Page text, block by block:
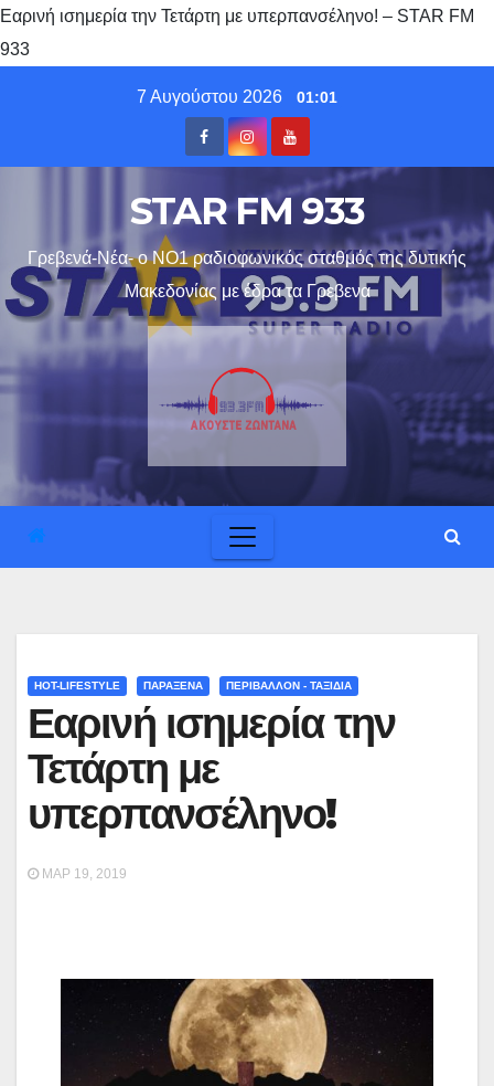
Εαρινή ισημερία την Τετάρτη με υπερπανσέληνο! – STAR FM
933
7 Αυγούστου 2026 01:01
STAR FM 933
Γρεβενά-Νέα- ο ΝΟ1 ραδιοφωνικός σταθμός της δυτικής
Μακεδονίας με έδρα τα Γρεβενα
HOT-LIFESTYLE ΠΑΡΑΞΕΝΑ ΠΕΡΙΒΑΛΛΟΝ - ΤΑΞΙΔΙΑ
Εαρινή ισημερία την
Τετάρτη με
υπερπανσέληνο!
ΜΑΡ 19, 2019